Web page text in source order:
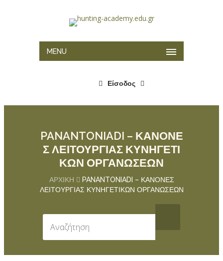
MENU
Είσοδος
PANANTONIADI – ΚΑΝΟΝΕ
Σ ΛΕΙΤΟΥΡΓΙΑΣ ΚΥΝΗΓΕΤΙ
ΚΩΝ ΟΡΓΑΝΩΣΕΩΝ
ΑΡΧΙΚΉ
PANANTONIADI – ΚΑΝΟΝΕΣ
ΛΕΙΤΟΥΡΓΙΑΣ ΚΥΝΗΓΕΤΙΚΩΝ ΟΡΓΑΝΩΣΕΩΝ